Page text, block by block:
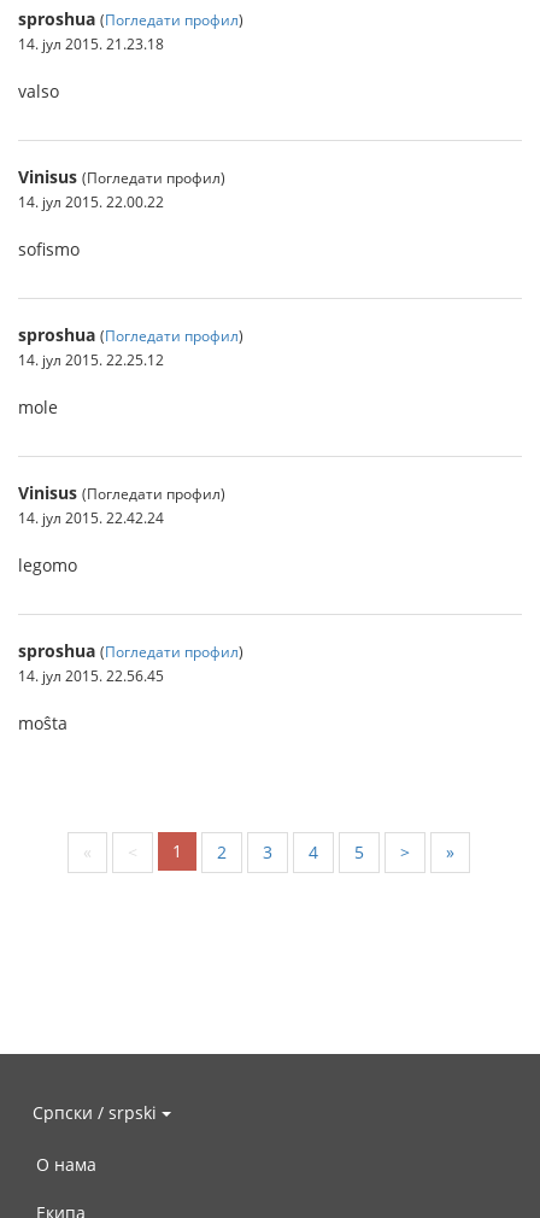
sproshua (Погледати профил)
14. јул 2015. 21.23.18
valso
Vinisus (Погледати профил)
14. јул 2015. 22.00.22
sofismo
sproshua (Погледати профил)
14. јул 2015. 22.25.12
mole
Vinisus (Погледати профил)
14. јул 2015. 22.42.24
legomo
sproshua (Погледати профил)
14. јул 2015. 22.56.45
moŝta
« < 1 2 3 4 5 > »
Српски / srpski
О нама
Екипа